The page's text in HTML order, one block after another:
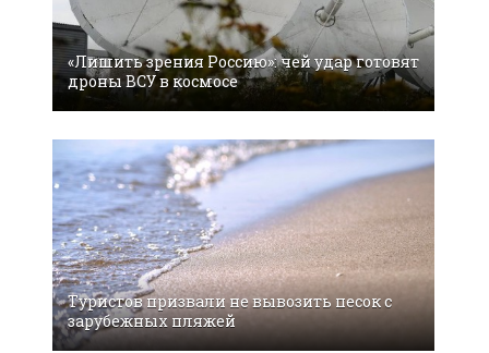
«Лишить зрения Россию»: чей удар готовят
дроны ВСУ в космосе
Туристов призвали не вывозить песок с
зарубежных пляжей